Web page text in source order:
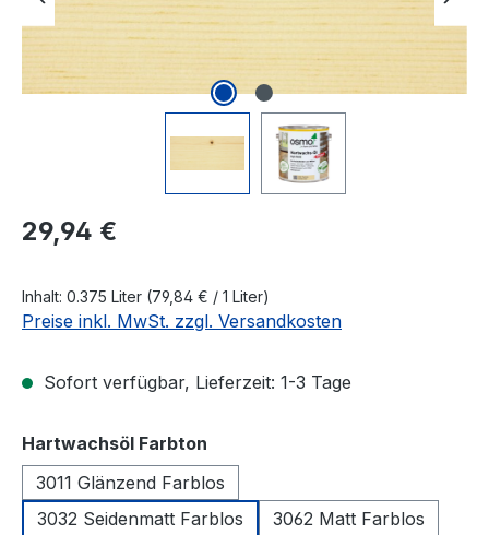
Regulärer Preis:
29,94 €
Inhalt: 0.375 Liter (79,84 € / 1 Liter)
Preise inkl. MwSt. zzgl. Versandkosten
Sofort verfügbar, Lieferzeit: 1-3 Tage
Hartwachsöl Farbton
3011 Glänzend Farblos
3032 Seidenmatt Farblos
3062 Matt Farblos